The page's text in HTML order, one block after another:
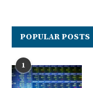
POPULAR POSTS
1